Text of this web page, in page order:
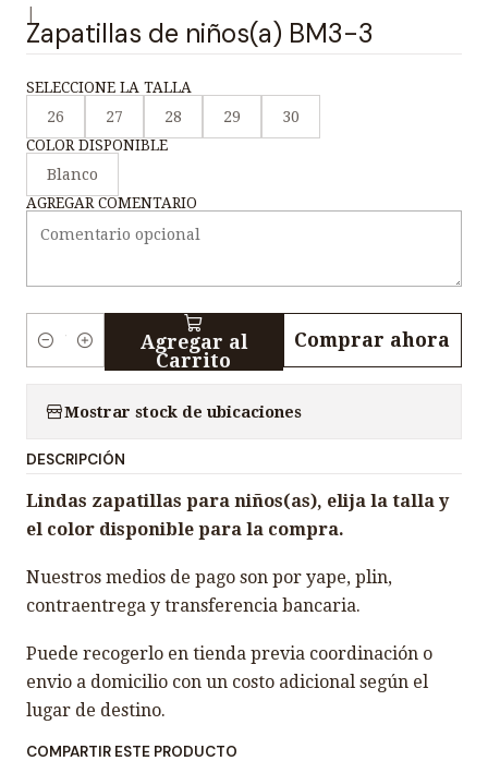
Zapatillas de niños(a) BM3-3
SELECCIONE LA TALLA
26
27 28 29
30
COLOR DISPONIBLE
Blanco
AGREGAR COMENTARIO
i
d
a
Agregar al
Carrito
Comprar ahora
Mostrar stock de ubicaciones
DESCRIPCIÓN
Lindas zapatillas para niños(as), elija la talla y
el color disponible para la compra.
Nuestros medios de pago son por yape, plin,
contraentrega y transferencia bancaria.
Puede recogerlo en tienda previa coordinación o
envio a domicilio con un costo adicional según el
lugar de destino.
COMPARTIR ESTE PRODUCTO